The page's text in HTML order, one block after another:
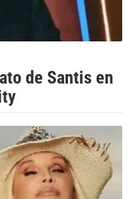
de Santis en